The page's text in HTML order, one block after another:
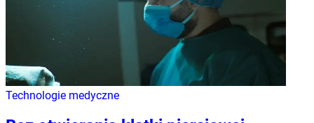
Technologie medyczne